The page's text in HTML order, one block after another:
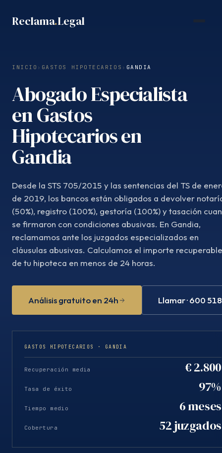
Reclama.Legal
INICIO › GASTOS HIPOTECARIOS › GANDIA
Abogado Especialista
en Gastos
Hipotecarios en
Gandia
Desde la STS 705/2015 y las sentencias del TS de
de 2019, los bancos están obligados a devolver
(50%), registro (100%), gestoría (100%) y tasación
se firmaron con condiciones abusivas. En Gandia,
reclamamos ante los juzgados especializados en
cláusulas abusivas. Calculamos el importe recuperable
de tu hipoteca en menos de 24 horas.
Análisis gratuito en 24h Llamar · 600
GASTOS HIPOTECARIOS · GANDIA
Recuperación media € 2.800
Tasa de éxito 97%
Tiempo medio 6 meses
Cobertura 52 juzgados